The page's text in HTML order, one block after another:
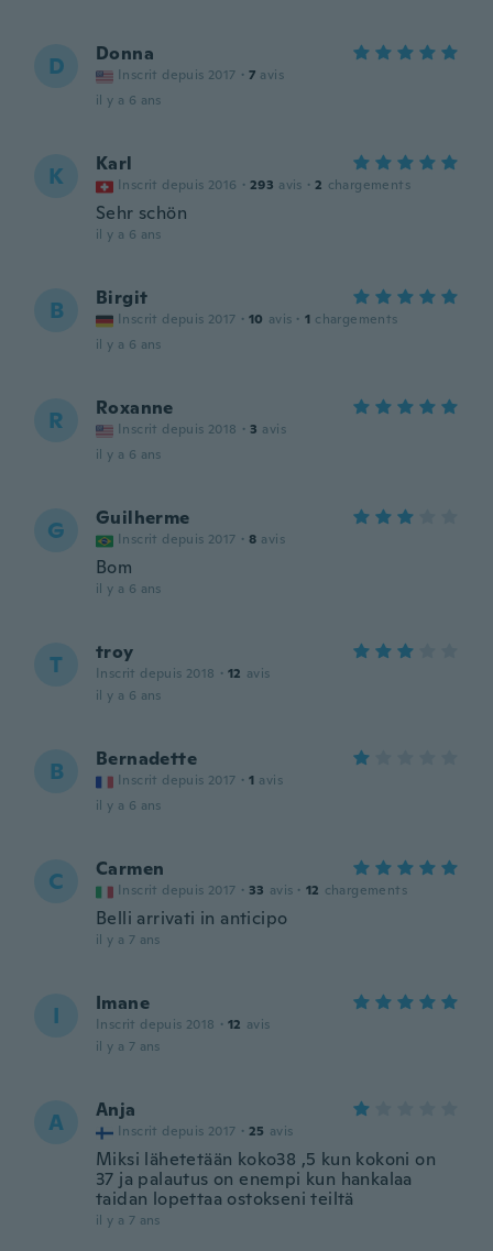
D Donna
Inscrit depuis 2017 · 7 avis
il y a 6 ans
K Karl
Inscrit depuis 2016 · 293 avis · 2 chargements
Sehr schön
il y a 6 ans
B Birgit
Inscrit depuis 2017 · 10 avis · 1 chargements
il y a 6 ans
R Roxanne
Inscrit depuis 2018 · 3 avis
il y a 6 ans
G Guilherme
Inscrit depuis 2017 · 8 avis
Bom
il y a 6 ans
T troy
Inscrit depuis 2018 · 12 avis
il y a 6 ans
B Bernadette
Inscrit depuis 2017 · 1 avis
il y a 6 ans
C Carmen
Inscrit depuis 2017 · 33 avis · 12 chargements
Belli arrivati in anticipo
il y a 7 ans
I Imane
Inscrit depuis 2018 · 12 avis
il y a 7 ans
A Anja
Inscrit depuis 2017 · 25 avis
Miksi lähetetään koko38 ,5 kun kokoni on
37 ja palautus on enempi kun hankalaa
taidan lopettaa ostokseni teiltä
il y a 7 ans